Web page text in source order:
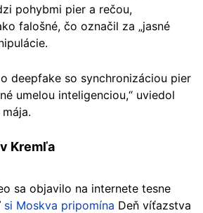
pohybmi pier a rečou,
falošné, čo označil za „jasné
deepfake so synchronizáciou pier
umelou inteligenciou,“ uviedol
Kremľa
sa objavilo na internete tesne
si Moskva pripomína Deň víťazstva